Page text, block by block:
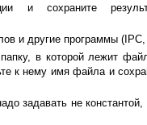
и сохраните
и другие программы (IPC,
в которой лежит
к нему имя файла и
задавать не